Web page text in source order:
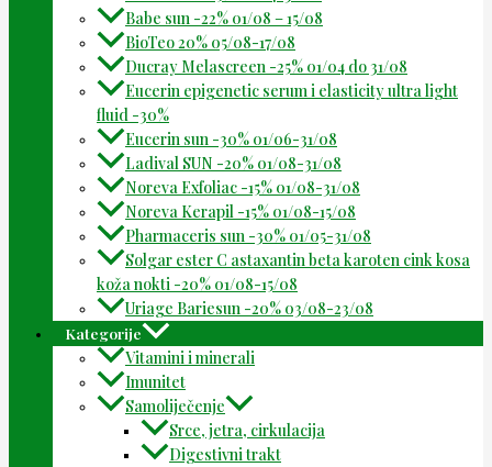
Babe sun -22% 01/08 – 15/08
BioTeo 20% 05/08-17/08
Ducray Melascreen -25% 01/04 do 31/08
Eucerin epigenetic serum i elasticity ultra light
fluid -30%
Eucerin sun -30% 01/06-31/08
Ladival SUN -20% 01/08-31/08
Noreva Exfoliac -15% 01/08-31/08
Noreva Kerapil -15% 01/08-15/08
Pharmaceris sun -30% 01/05-31/08
Solgar ester C astaxantin beta karoten cink kosa
koža nokti -20% 01/08-15/08
Uriage Bariesun -20% 03/08-23/08
Kategorije
Vitamini i minerali
Imunitet
Samoliječenje
Srce, jetra, cirkulacija
Digestivni trakt